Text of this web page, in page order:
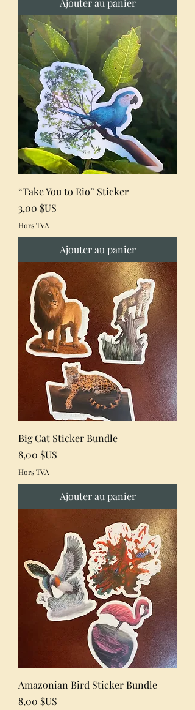
Ajouter au panier
“Take You to Rio” Sticker
Prix
3,00 $US
Hors TVA
Ajouter au panier
Big Cat Sticker Bundle
Prix
8,00 $US
Hors TVA
Ajouter au panier
Amazonian Bird Sticker Bundle
Prix
8,00 $US